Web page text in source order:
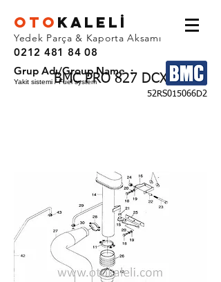
OTO KALEL İ
Yedek Parça & Kaporta Aksamı
0212 481 84 08
BMC PRO 827 DCX
Grup Adı/Group Name :
Yakit sistemi / Fuel system
52RS015066D2